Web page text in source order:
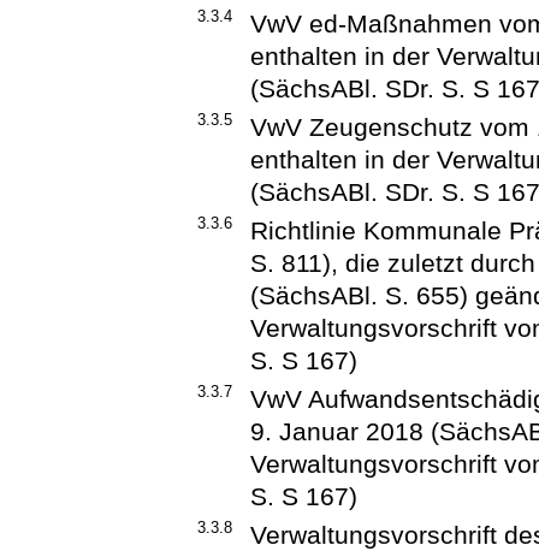
3.3.4
VwV ed-Maßnahmen
enthalten in der
(SächsABl. SDr. S. S
3.3.5
VwV Zeugenschutz
enthalten in der
(SächsABl. SDr. S. S
3.3.6
Richtlinie Kommunale
S. 811), die zuletzt
(SächsABl. S. 655)
Verwaltungsvorschrift
S. S 167)
3.3.7
VwV
9. Januar 2018
Verwaltungsvorschrift
S. S 167)
3.3.8
Verwaltungsvorschrift